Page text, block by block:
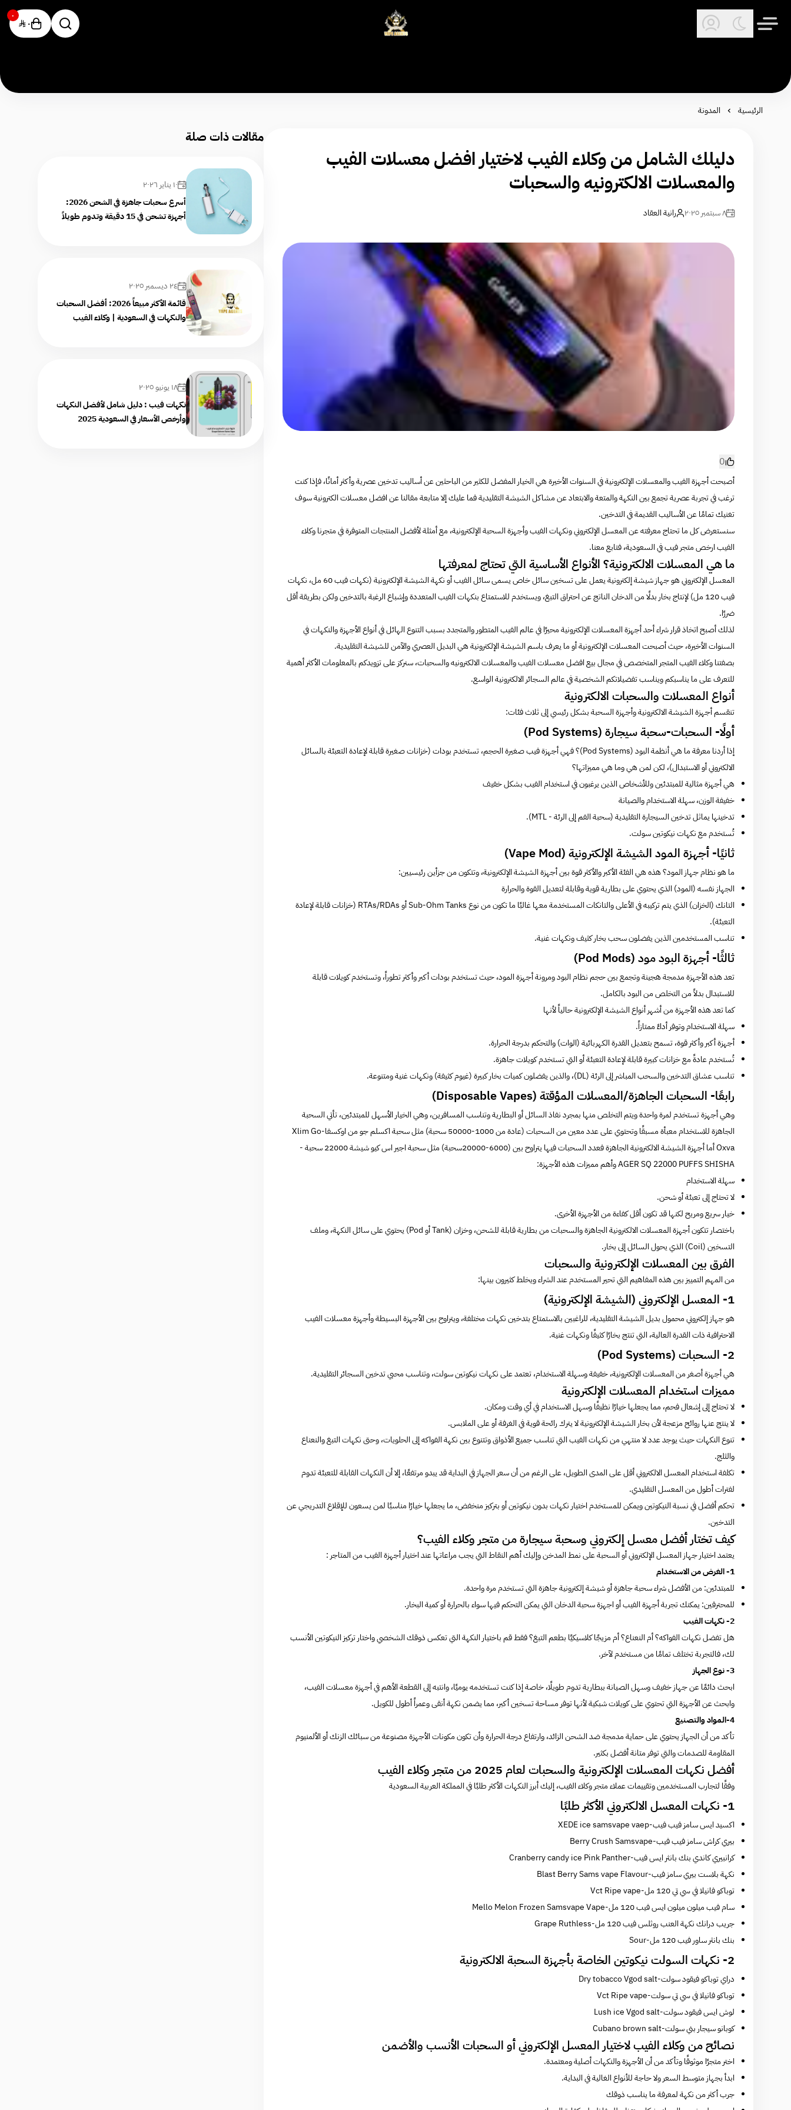
وكلاء الفيب - معتمد في السعودية
٠
٠
الرئيسية المدونة
دليلك الشامل من وكلاء الفيب لاختيار افضل معسلات الفيب
والمعسلات الالكترونيه والسحبات
٨ سبتمبر ٢٠٢٥ رانية العقاد
0
أصبحت أجهزة الفيب والمعسلات الإلكترونية في السنوات الأخيرة هي الخيار المفضل للكثير من الباحثين عن أساليب تدخين عصرية وأكثر أمانًا، فإذا كنت
ترغب في تجربة عصرية تجمع بين النكهة والمتعة والابتعاد عن مشاكل الشيشة التقليدية فما عليك إلا متابعة مقالنا عن افضل معسلات الكترونية سوف
تغنيك تمامًا عن الأساليب القديمة في التدخين.
سنستعرض كل ما تحتاج معرفته عن المعسل الإلكتروني ونكهات الفيب وأجهزة السحبة الإلكترونية، مع أمثلة لأفضل المنتجات المتوفرة في متجرنا وكلاء
الفيب ارخص متجر فيب في السعودية، فتابع معنا.
ما هي المعسلات الالكترونية؟ الأنواع الأساسية التي تحتاج لمعرفتها
المعسل الإلكتروني هو جهاز شيشة إلكترونية يعمل على تسخين سائل خاص يسمى سائل الفيب أو نكهة الشيشة الإلكترونية (نكهات فيب 60 مل ، نكهات
فيب 120 مل
) لإنتاج بخار بدلًا من الدخان الناتج عن احتراق التبغ، ويستخدم للاستمتاع بنكهات الفيب المتعددة وإشباع الرغبة بالتدخين ولكن بطريقة أقل
ضررًا.
لذلك أصبح اتخاذ قرار شراء أحد أجهزة المعسلات الإلكترونية محيرًا في عالم الفيب المتطور والمتجدد بسبب التنوع الهائل في أنواع الأجهزة والنكهات في
السنوات الأخيرة، حيث أصبحت المعسلات الإلكترونية أو ما يعرف باسم الشيشة الإلكترونية هي البديل العصري والآمن للشيشة التقليدية.
بصفتنا وكلاء الفيب المتجر المتخصص في مجال بيع افضل معسلات الفيب والمعسلات الالكترونيه والسحبات، سنركز على تزويدكم بالمعلومات الأكثر أهمية
للتعرف على ما يناسبكم ويناسب تفضيلاتكم الشخصية في عالم السجائر الالكترونية الواسع.
أنواع المعسلات والسحبات الالكترونية
تنقسم أجهزة الشيشة الالكترونية وأجهزة السحبة بشكل رئيسي إلى ثلاث فئات:
أولًا- السحبات-سحبة سيجارة (Pod Systems)
إذا أردنا معرفة ما هي أنظمة البود (Pod Systems)؟ فهي أجهزة فيب صغيرة الحجم، تستخدم بودات (خزانات صغيرة قابلة لإعادة التعبئة بالسائل
الالكتروني أو الاستبدال)، لكن لمن هي وما هي مميزاتها؟
هي أجهزة مثالية للمبتدئين وللأشخاص الذين يرغبون في استخدام الفيب بشكل خفيف
خفيفة الوزن، سهلة الاستخدام والصيانة
تدخينها يماثل تدخين السيجارة التقليدية (سحبة الفم إلى الرئة - MTL).
تُستخدم معنكهات نيكوتين سولت.
ثانيًا- أجهزة المود الشيشة الإلكترونية (Vape Mod)
ما هو نظام جهاز المود؟ هذه هي الفئة الأكبر والأكثر قوة بين أجهزة الشيشة الإلكترونية، وتتكون من جزأين رئيسيين:
الجهاز نفسه (المود) الذي يحتوي على بطارية قوية وقابلة لتعديل القوة والحرارة
التانك (الخزان) الذي يتم تركيبه في الأعلى والتانكات المستخدمة معها غالبًا ما تكون من نوع Sub-Ohm Tanks أو RTAs/RDAs (خزانات قابلة لإعادة
التعبئة).
تناسب المستخدمين الذين يفضلون سحب بخار كثيف ونكهات غنية.
ثالثًا- أجهزة البود مود (Pod Mods)
تعد هذه الأجهزة مدمجة هجينة وتجمع بين حجم نظام البود ومرونة أجهزة المود، حيث تستخدم بودات أكبر وأكثر تطوراً، وتستخدم كويلات قابلة
للاستبدال بدلاً من التخلص من البود بالكامل.
كما تعد هذه الأجهزة من أشهر أنواع الشيشة الإلكترونية حالياً لأنها
سهلة الاستخدام وتوفر أداءً ممتازاً.
أجهزة أكبر وأكثر قوة، تسمح بتعديل القدرة الكهربائية (الوات) والتحكم بدرجة الحرارة.
تُستخدم عادةً مع خزانات كبيرة قابلة لإعادة التعبئة أو التي تستخدم كويلات جاهزة.
تناسب عشاق التدخين والسحب المباشر إلى الرئة (DL)، والذين يفضلون كميات بخار كبيرة (غيوم كثيفة) ونكهات غنية ومتنوعة.
رابعًا- السحبات الجاهزة/المعسلات المؤقتة (Disposable Vapes)
وهي أجهزة تستخدم لمرة واحدة ويتم التخلص منها بمجرد نفاذ السائل أو البطارية وتناسب المسافرين، وهي الخيار الأسهل للمبتدئين، تأتيالسحبة
الجاهزةللاستخدام معبأة مسبقًا وتحتوي على عدد معين من السحبات (عادة من 1000-50000 سحبة) مثل
سحبة اكسلم جو من اوكسفا-Xlim Go
Oxvaأما أجهزةالشيشة الالكترونية الجاهزةفعدد السحبات فيها يتراوح بين (6000-20000سحبة) مثل
سحبة اجير اس كيو شيشة 22000 سحبة -
AGER SQ 22000 PUFFS SHISHAوأهم مميزات هذه الأجهزة:
سهلة الاستخدام
لا تحتاج إلى تعبئة أو شحن.
خيار سريع ومريح لكنها قد تكون أقل كفاءة من الأجهزة الأخرى.
باختصار تتكون أجهزة المعسلات الالكترونية الجاهزة والسحبات من بطارية قابلة للشحن، وخزان (Tank أو Pod) يحتوي على سائل النكهة، وملف
التسخين (Coil) الذي يحول السائل إلى بخار.
الفرق بين المعسلات الإلكترونية والسحبات
من المهم التمييز بين هذه المفاهيم التي تحير المستخدم عند الشراء ويخلط كثيرون بينها:
1- المعسل الإلكتروني (الشيشة الإلكترونية)
هو جهاز إلكتروني محمول بديل الشيشة التقليدية، للراغبين بالاستمتاع بتدخين نكهات مختلفة، ويتراوح بين الأجهزة البسيطة وأجهزة معسلات الفيب
الاحترافية ذات القدرة العالية، التي تنتج بخارًا كثيفًا ونكهات غنية.
2- السحبات (Pod Systems)
هي أجهزة أصغر من المعسلات الإلكترونية، خفيفة وسهلة الاستخدام، تعتمد على نكهات نيكوتين سولت، وتناسب محبي تدخين السجائر التقليدية.
مميزات استخدام المعسلات الإلكترونية
لا تحتاج إلى إشعال فحم، مما يجعلها خيارًا نظيفًا وسهل الاستخدام في أي وقت ومكان.
لا ينتج عنها روائح مزعجة لأن بخار الشيشة الإلكترونية لا يترك رائحة قوية في الغرفة أو على الملابس.
تنوع النكهات حيث يوجد عدد لا منتهي من نكهات الفيب التي تناسب جميع الأذواق وتتنوع بين نكهة الفواكه إلى الحلويات، وحتى نكهات التبغ والنعناع
والثلج.
تكلفة استخدام المعسل الالكتروني أقل على المدى الطويل، على الرغم من أن سعر الجهاز في البداية قد يبدو مرتفعًا، إلا أن النكهات القابلة للتعبئة تدوم
لفترات أطول من المعسل التقليدي.
تحكم أفضل في نسبة النيكوتين ويمكن للمستخدم اختيار نكهات بدون نيكوتين أو بتركيز منخفض، ما يجعلها خيارًا مناسبًا لمن يسعون للإقلاع التدريجي عن
التدخين.
كيف تختار أفضل معسل إلكتروني وسحبة سيجارة من متجر وكلاء الفيب؟
يعتمد اختيار جهاز المعسل الإلكتروني أو السحبة على نمط المدخن وإليك أهم النقاط التي يجب مراعاتها عند اختيار أجهزة الفيب من المتاجر :
1- الغرض من الاستخدام
للمبتدئين: من الأفضل شراء سحبة جاهزة أو شيشة إلكترونية جاهزة التي تستخدم مرة واحدة.
للمحترفين: يمكنك تجربة أجهزة الفيب أو اجهزة سحبة الدخان التي يمكن التحكم فيها سواء بالحرارة أو كمية البخار.
2- نكهات الفيب
هل تفضل نكهات الفواكه؟ أم النعناع؟ أم مزيجًا كلاسيكيًا بطعم التبغ؟ فقط قم باختيار النكهة التي تعكس ذوقك الشخصي واختار تركيز النيكوتين الأنسب
لك، فالتجربة تختلف تمامًا من مستخدم لآخر.
3- نوع الجهاز
ابحث دائمًا عن جهاز خفيف وسهل الصيانة ببطارية تدوم طويلًا، خاصة إذا كنت تستخدمه يوميًا، وانتبه إلى القطعة الأهم في أجهزة معسلات الفيب،
وابحث عن الأجهزة التي تحتوي على كويلات شبكية لأنها توفر مساحة تسخين أكبر، مما يضمن نكهة أنقى وعمراً أطول للكويل.
4-المواد والتصنيع
تأكد من أن الجهاز يحتوي على حماية مدمجة ضد الشحن الزائد، وارتفاع درجة الحرارة وأن تكون مكونات الأجهزة مصنوعة من سبائك الزنك أو الألمنيوم
المقاومة للصدمات والتي توفر متانة أفضل بكثير.
أفضل نكهات المعسلات الإلكترونية والسحبات لعام 2025 من متجر وكلاء الفيب
وفقًا لتجارب المستخدمين وتقييمات عملاء متجر وكلاء الفيب، إليك أبرز النكهات الأكثر طلبًا في المملكة العربية السعودية
1- نكهات المعسل الالكتروني الأكثر طلبًا
اكسيد ايس سامز فيب فيب-XEDE ice samsvape vaep
بيري كراش سامز فيب فيب-Berry Crush Samsvape
كرانبيري كاندي بنك بانثر ايس فيب-Cranberry candy ice Pink Panther
نكهة بلاست بيري سامز فيب-Blast Berry Sams vape Flavour
توباكو فانيلا في سي تي 120 مل
-Vct Ripe vape
سام فيب ميلون ميلون ايس فيب 120 مل
-Mello Melon Frozen Samsvape Vape
جريب درانك نكهة العنب روثلس فيب 120 مل
-Grape Ruthless
بنك بانثر ساور فيب 120 مل
-Sour
2- نكهات السولت نيكوتين الخاصة بأجهزة السحبة الالكترونية
دراي توباكو فيقود سولت-Dry tobacco Vgod salt
توباكو فانيلا في سي تي سولت-Vct Ripe vape
لوش ايس فيقود سولت-Lush ice Vgod salt
كوبانو سيجار بني سولت-Cubano brown salt
نصائح من وكلاء الفيب لاختيار المعسل الإلكتروني أو السحبات الأنسب والأضمن
اختر متجرًا موثوقًا وتأكد من أن الأجهزة والنكهات أصلية ومعتمدة.
ابدأ بجهاز متوسط السعر ولا حاجة للأنواع الغالية في البداية.
جرب أكثر من نكهة لمعرفة ما يناسب ذوقك
مقالات ذات صلة
١٠ يناير ٢٠٢٦
أسرع سحبات جاهزة في الشحن 2026:
أجهزة تشحن في 15 دقيقة وتدوم طويلاً
٢٤ ديسمبر ٢٠٢٥
قائمة الأكثر مبيعاً 2026: أفضل السحبات
والنكهات في السعودية | وكلاء الفيب
١٨ يونيو ٢٠٢٥
نكهات فيب : دليل شامل لأفضل النكهات
وأرخص الأسعار في السعودية 2025